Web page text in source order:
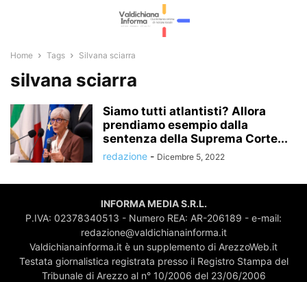
Home Tags Silvana sciarra
silvana sciarra
Siamo tutti atlantisti? Allora
prendiamo esempio dalla
sentenza della Suprema Corte...
redazione - Dicembre 5, 2022
INFORMA MEDIA S.R.L.
P.IVA: 02378340513 - Numero REA: AR-206189 - e-mail:
redazione@valdichianainforma.it
Valdichianainforma.it è un supplemento di ArezzoWeb.it
Testata giornalistica registrata presso il Registro Stampa del
Tribunale di Arezzo al n° 10/2006 del 23/06/2006